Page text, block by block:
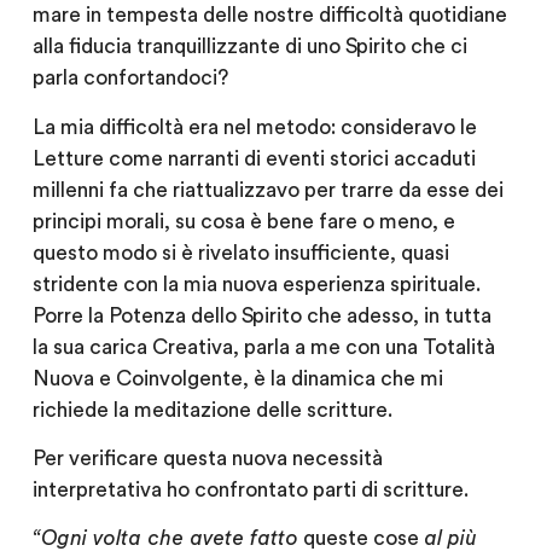
mare in tempesta delle nostre difficoltà quotidiane
alla fiducia tranquillizzante di uno Spirito che ci
parla confortandoci?
La mia difficoltà era nel metodo: consideravo le
Letture come narranti di eventi storici accaduti
millenni fa che riattualizzavo per trarre da esse dei
principi morali, su cosa è bene fare o meno, e
questo modo si è rivelato insufficiente, quasi
stridente con la mia nuova esperienza spirituale.
Porre la Potenza dello Spirito che adesso, in tutta
la sua carica Creativa, parla a me con una Totalità
Nuova e Coinvolgente, è la dinamica che mi
richiede la meditazione delle scritture.
Per verificare questa nuova necessità
interpretativa ho confrontato parti di scritture.
“Ogni volta che avete fatto queste cose al più